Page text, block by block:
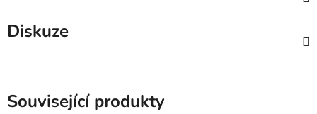
Diskuze
Související produkty